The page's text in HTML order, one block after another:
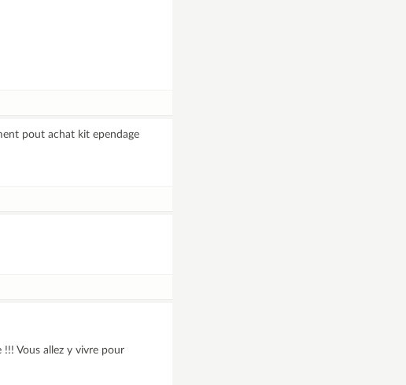
pout achat kit ependage
!!! Vous allez y vivre pour